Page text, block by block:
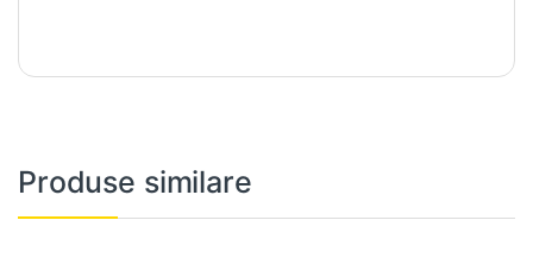
Produse similare